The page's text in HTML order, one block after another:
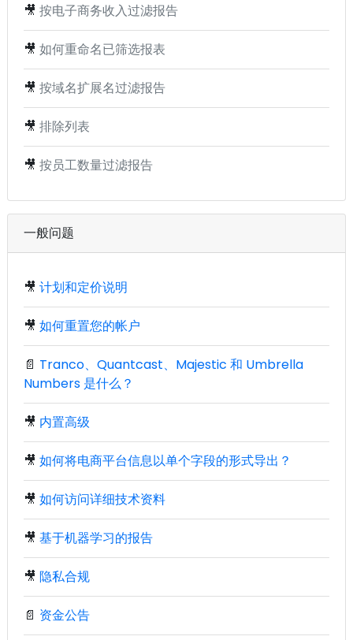
🎥 按电子商务收入过滤报告
🎥 如何重命名已筛选报表
🎥 按域名扩展名过滤报告
🎥 排除列表
🎥 按员工数量过滤报告
一般问题
🎥 计划和定价说明
🎥 如何重置您的帐户
📄 Tranco、Quantcast、Majestic 和 Umbrella
Numbers 是什么？
🎥 内置高级
🎥 如何将电商平台信息以单个字段的形式导出？
🎥 如何访问详细技术资料
🎥 基于机器学习的报告
🎥 隐私合规
📄 资金公告